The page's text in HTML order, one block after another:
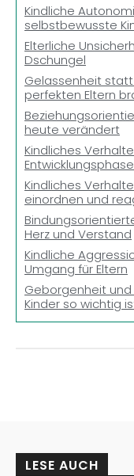
Kindliche
selbstbewusste
Elterliche
Dschungel
Gelassenheit statt
perfekten Eltern
heute verändert
Kindliches
Kindliches
einordnen und
Herz und Verstand
Kindliche
Umgang für Eltern
Geborgenheit und
Kinder so wichtig
LESE AUCH